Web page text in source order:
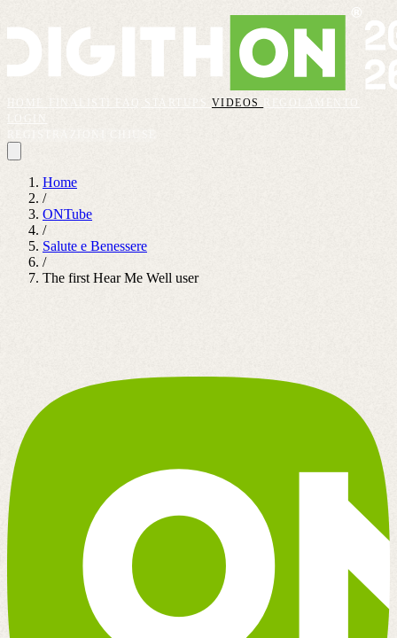
VIDEOS
REGOLAMENTO
Home
/
ONTube
/
Salute e Benessere
/
The first Hear Me Well user